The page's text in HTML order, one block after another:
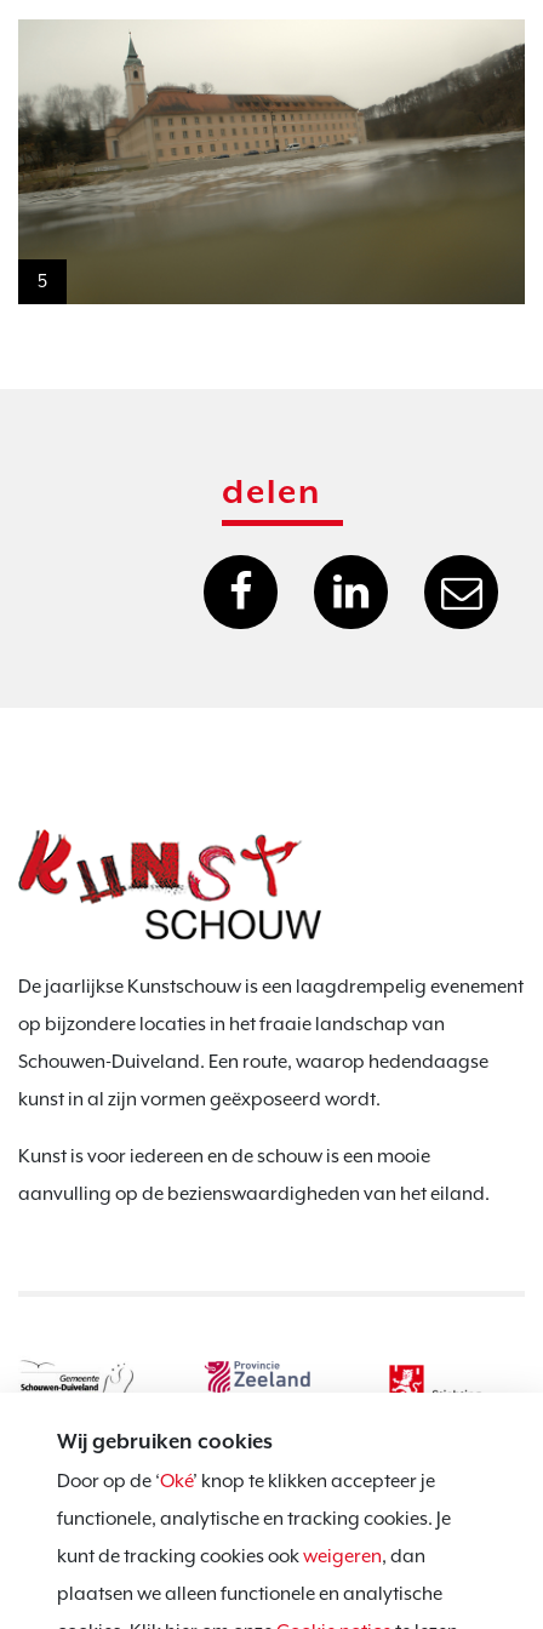
5
delen
Wij gebruiken cookies
Door op de ‘Oké’ knop te klikken accepteer je
functionele, analytische en tracking cookies. Je
kunt de tracking cookies ookweigeren, dan
plaatsen we alleen functionele en analytische
De jaarlijkse Kunstschouw is een laagdrempelig evenement
op bijzondere locaties in het fraaie landschap van
Schouwen-Duiveland. Een route, waarop hedendaagse
kunst in al zijn vormen geëxposeerd wordt.
Kunst is voor iedereen en de schouw is een mooie
aanvulling op de bezienswaardigheden van het eiland.